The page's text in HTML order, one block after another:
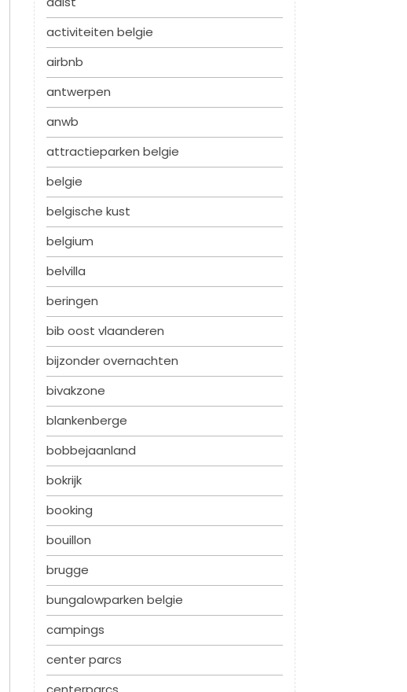
activiteiten belgie
airbnb
antwerpen
anwb
attractieparken belgie
belgie
belgische kust
belgium
belvilla
beringen
bib oost vlaanderen
bijzonder overnachten
bivakzone
blankenberge
bobbejaanland
bokrijk
booking
bouillon
brugge
bungalowparken belgie
campings
center parcs